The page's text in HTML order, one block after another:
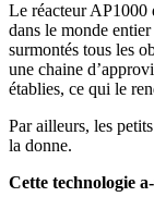
Le réacteur AP1000
dans le monde
surmontés tous les
une chaine
établies, ce qui le
Par ailleurs, les
la donne.
Cette technologie